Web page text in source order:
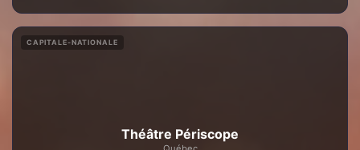
CAPITALE-NATIONALE
Théâtre Périscope